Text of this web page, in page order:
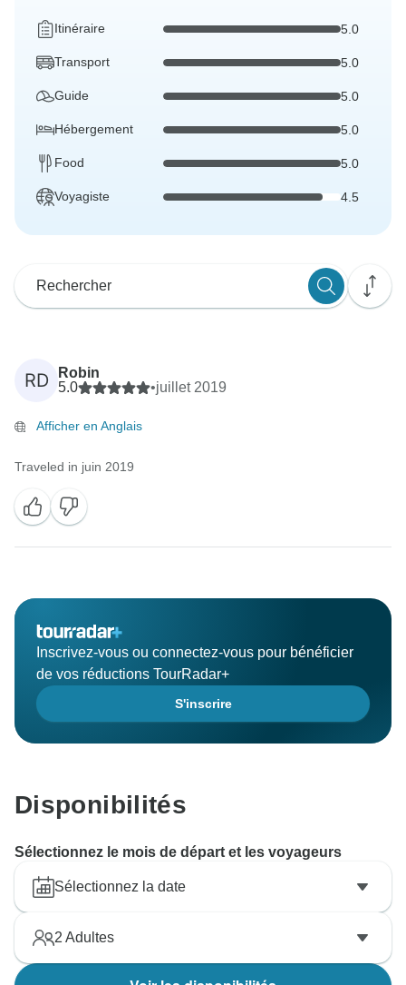
Itinéraire 5.0
Transport 5.0
Guide 5.0
Hébergement 5.0
Food 5.0
Voyagiste 4.5
RD
Robin
5.0
•juillet 2019
Afficher en Anglais
Traveled in juin 2019
Inscrivez-vous ou connectez-vous pour bénéficier
de vos réductions TourRadar+
S'inscrire
Disponibilités
Sélectionnez le mois de départ et les voyageurs
Sélectionnez la date
2 Adultes